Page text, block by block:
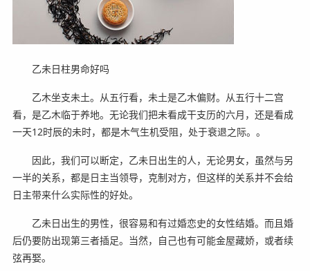
乙未日柱男命好吗
乙木坐支未土。从五行看，未土是乙木偏财。从五行十二宫
看，是乙木临于养地。无论我们把未看成干支历的六月，还是看成
一天12时辰的未时，都是木气生机受阻，处于衰退之际。。
因此，我们可以断定，乙未日出生的人，无论男女，虽然与另
一半的关系，都是日主当领导，克制对方，但这样的关系并不会给
日主带来什么实际性的好处。
乙未日出生的男性，很容易和有过婚恋史的女性结婚。而且婚
后仍要防出现第三者插足。当然，自己也有可能金屋藏娇，或者续
弦再娶。